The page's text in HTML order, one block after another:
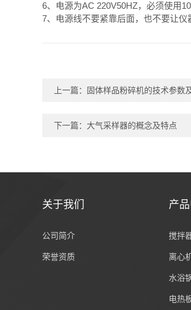
6、电源为AC 220V50HZ，必须使用
7、电源线不要紧靠后面，也不要让仪
上一篇： 固体样品粉碎机的技术参数
下一篇： 大气采样器的概念及特点
关于我们
公司简介
荣誉资质
产
搅拌
离心
水浴
电热